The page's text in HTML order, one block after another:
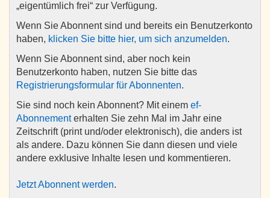
„eigentümlich frei“ zur Verfügung.
Wenn Sie Abonnent sind und bereits ein Benutzerkonto
haben, klicken Sie bitte hier, um sich anzumelden.
Wenn Sie Abonnent sind, aber noch kein
Benutzerkonto haben, nutzen Sie bitte das
Registrierungsformular für Abonnenten.
Sie sind noch kein Abonnent? Mit einem ef-
Abonnementerhalten Sie zehn Mal im Jahr eine
Zeitschrift (print und/oder elektronisch), die anders ist
als andere. Dazu können Sie dann diesen und viele
andere exklusive Inhalte lesen und kommentieren.
Jetzt Abonnent werden.